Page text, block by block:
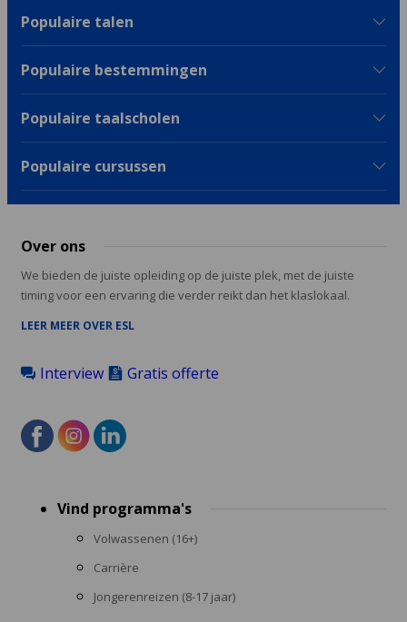
Populaire talen
Populaire bestemmingen
Populaire taalscholen
Populaire cursussen
Over ons
We bieden de juiste opleiding op de juiste plek, met de juiste
timing voor een ervaring die verder reikt dan het klaslokaal.
LEER MEER OVER ESL
Interview Gratis offerte
menuVind programma's
Volwassenen (16+)
Carrière
Jongerenreizen (8-17 jaar)